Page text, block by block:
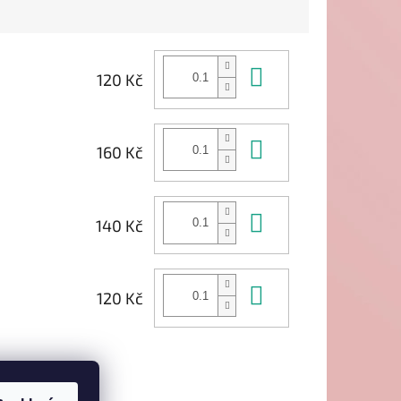
120 Kč
160 Kč
140 Kč
120 Kč